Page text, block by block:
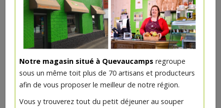
Notre magasin situé à Quevaucamps regroupe
sous un même toit plus de 70 artisans et producteurs
afin de vous proposer le meilleur de notre région.
Vous y trouverez tout du petit déjeuner au souper